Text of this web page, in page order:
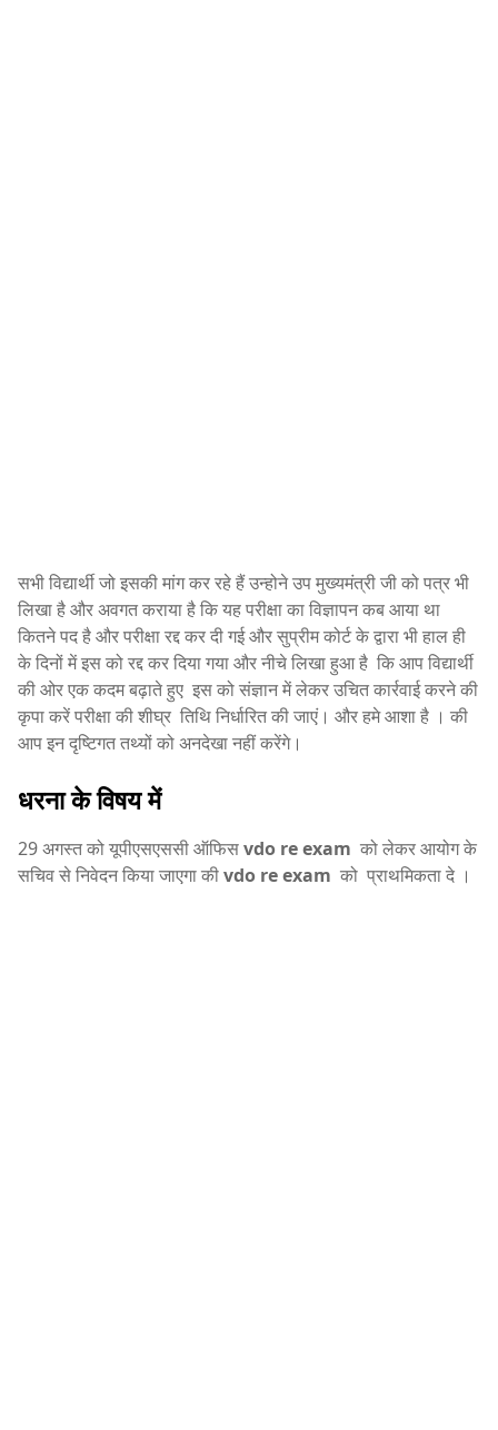
सभी विद्यार्थी जो इसकी मांग कर रहे हैं उन्होने उप मुख्यमंत्री जी को पत्र भी
लिखा है और अवगत कराया है कि यह परीक्षा का विज्ञापन कब आया था
कितने पद है और परीक्षा रद्द कर दी गई और सुप्रीम कोर्ट के द्वारा भी हाल ही
के दिनों में इस को रद्द कर दिया गया और नीचे लिखा हुआ है कि आप विद्यार्थी
की ओर एक कदम बढ़ाते हुए इस को संज्ञान में लेकर उचित कार्रवाई करने की
कृपा करें परीक्षा की शीघ्र तिथि निर्धारित की जाएं। और हमे आशा है । की
आप इन दृष्टिगत तथ्यों को अनदेखा नहीं करेंगे।
धरना के विषय में
29 अगस्त को यूपीएसएससी ऑफिसvdo re exam को लेकर आयोग के
सचिव से निवेदन किया जाएगा कीvdo re exam को प्राथमिकता दे ।